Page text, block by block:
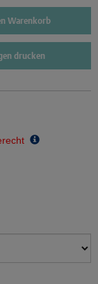
Warenkorb
drucken